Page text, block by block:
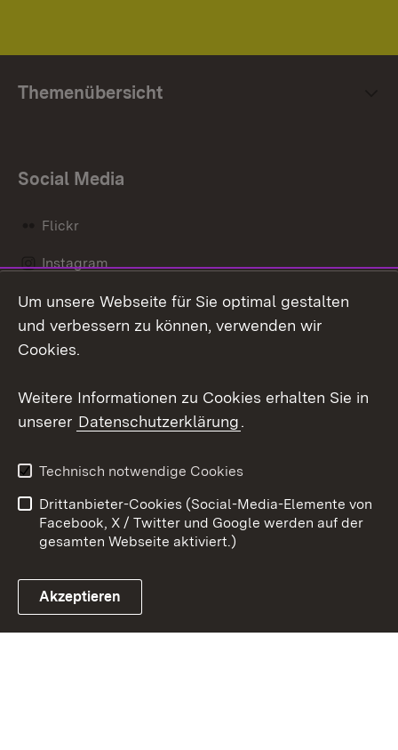
Themenübersicht
Social Media
Flickr
Instagram
Social Wall
Link zum Landesportal
Barrierefreiheit
Benutzungshinweise
Impressum
Cookies
Um unsere Webseite für Sie optimal gestalten
und verbessern zu können, verwenden wir
Cookies.
Weitere Informationen zu Cookies erhalten Sie in
unserer Datenschutzerklärung.
Technisch notwendige Cookies
Drittanbieter-Cookies (Social-Media-Elemente von
Facebook, X / Twitter und Google werden auf der
gesamten Webseite aktiviert.)
Akzeptieren